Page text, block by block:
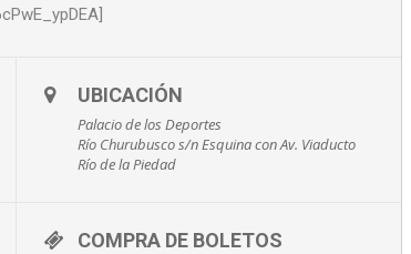
UBICACIÓN
Palacio de los Deportes
Río Churubusco s/n Esquina con Av. Viaducto
Río de la Piedad
COMPRA DE BOLETOS